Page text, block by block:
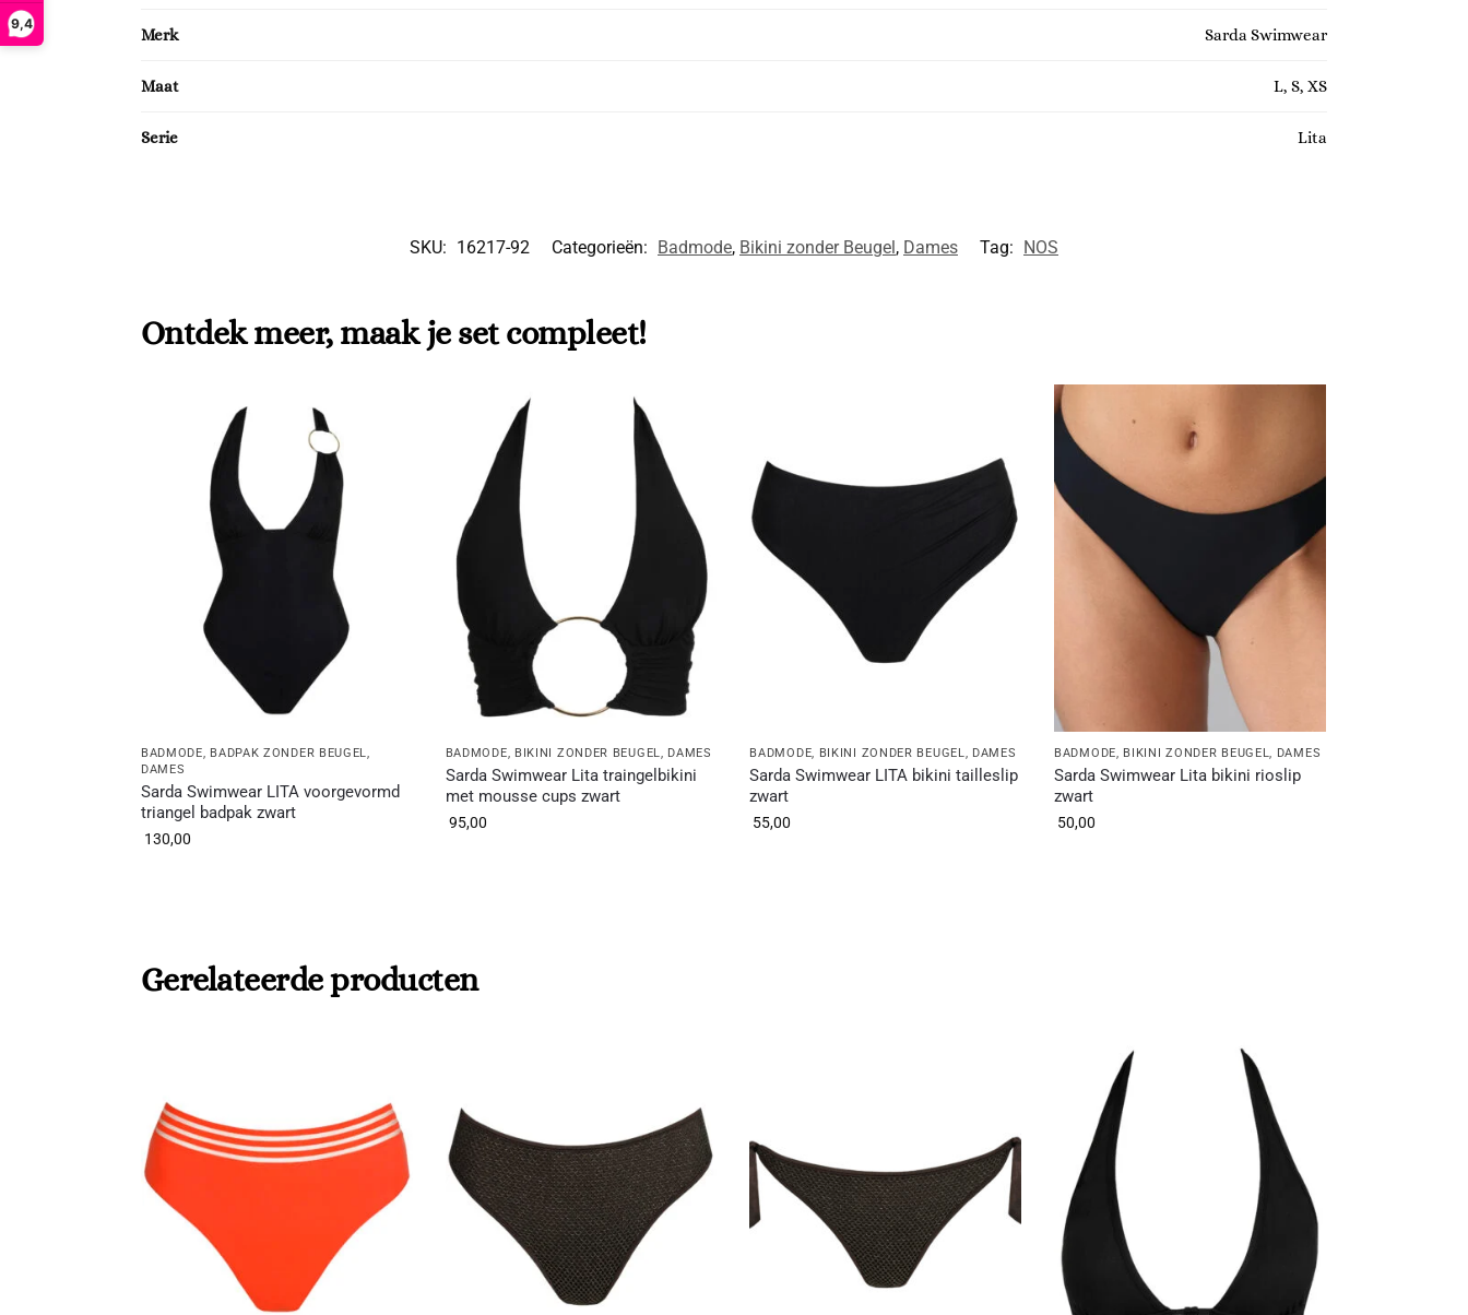
9,4
Merk Sarda Swimwear
Maat L, S, XS
Serie Lita
SKU: 16217-92 Categorieën: Badmode, Bikini zonder Beugel, Dames Tag: NOS
Ontdek meer, maak je set compleet!
BADMODE, BADPAK ZONDER BEUGEL,
DAMES
Sarda Swimwear LITA voorgevormd
triangel badpak zwart
130,00
BADMODE, BIKINI ZONDER BEUGEL, DAMES
Sarda Swimwear Lita traingelbikini
met mousse cups zwart
95,00
BADMODE, BIKINI ZONDER BEUGEL, DAMES
Sarda Swimwear LITA bikini tailleslip
zwart
55,00
BADMODE, BIKINI ZONDER BEUGEL, DAMES
Sarda Swimwear Lita bikini rioslip
zwart
50,00
Gerelateerde producten